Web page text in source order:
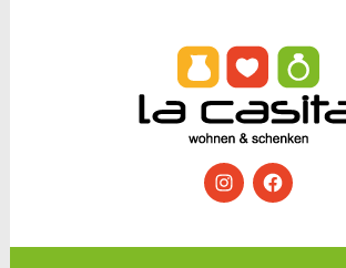
Wohnen & Schenken InstagramFacebook